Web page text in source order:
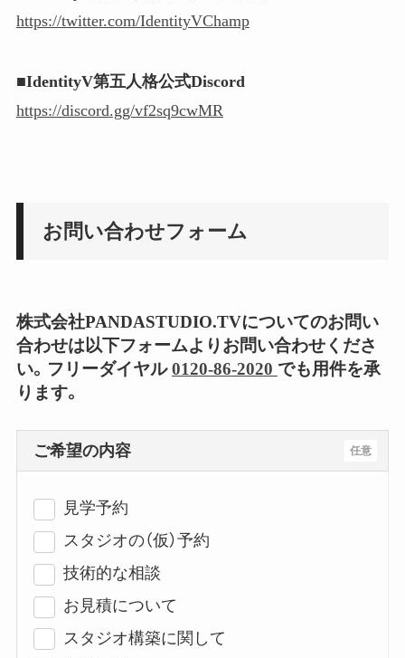
https://twitter.com/IdentityVChamp
■IdentityV第五人格公式Discord
https://discord.gg/vf2sq9cwMR
お問い合わせフォーム
株式会社PANDASTUDIO.TVについてのお問い
合わせは以下フォームよりお問い合わせくださ
い。フリーダイヤル0120-86-2020 でも用件を承
ります。
任意
ご希望の内容
見学予約
スタジオの（仮）予約
技術的な相談
お見積について
スタジオ構築に関して